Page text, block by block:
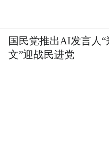
国民党推出AI发言人“
文”迎战民进党